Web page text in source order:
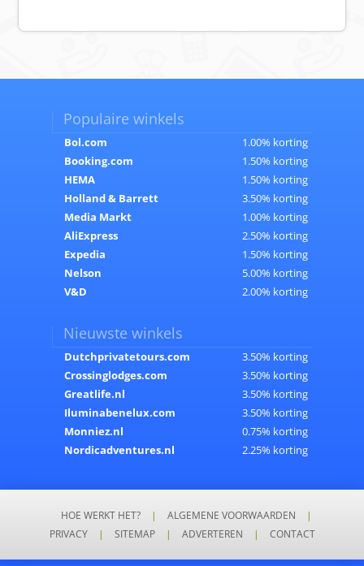
Populaire winkels
Bol.com
1.00% korting
Booking.com
1.50% korting
HEMA
1.50% korting
Holland & Barrett
3.50% korting
Media Markt
1.00% korting
AliExpress
2.50% korting
Expedia
1.50% korting
Nelson
5.00% korting
V&D
2.00% korting
Nieuwste winkels
Dutchprivatetours.com
3.50% korting
Crossinglodges.com
3.50% korting
Greatlife.nl
3.50% korting
Iluminabenelux.com
3.50% korting
Monniez.nl
0.75% korting
Nordicadventures.nl
2.25% korting
HOE WERKT HET? | ALGEMENE VOORWAARDEN
|
PRIVACY
| SITEMAP | ADVERTEREN | CONTACT